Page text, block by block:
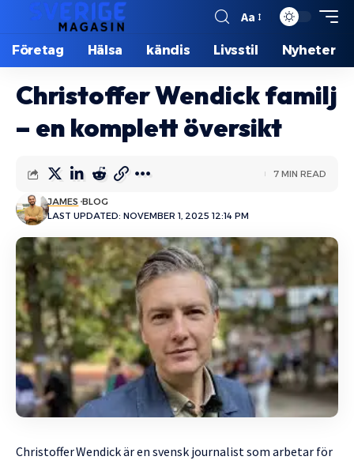
Aa
Företag Hälsa kändis Livsstil Nyheter
Christoffer Wendick familj
– en komplett översikt
LAST UPDATED: NOVEMBER 1, 2025 12:14 PM
JAMES BLOG
7 MIN READ
Christoffer Wendick är en svensk journalistsom arbetar för